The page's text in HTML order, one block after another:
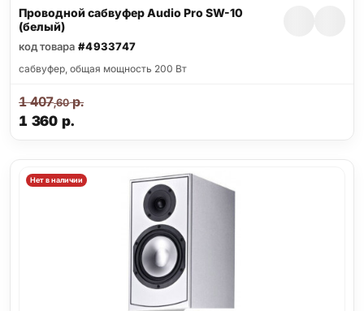
Проводной сабвуфер Audio Pro SW-10
(белый)
код товара #4933747
cабвуфер, общая мощность 200 Вт
1 360 р.
1 407,60р.
Нет в наличии